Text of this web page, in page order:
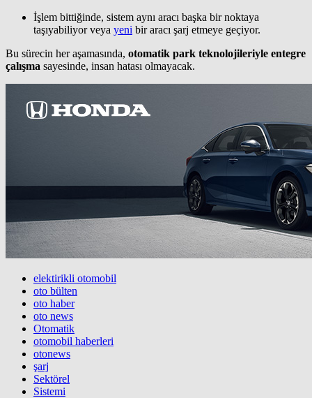
İşlem bittiğinde, sistem aynı aracı başka bir noktaya
taşıyabiliyor veya yeni bir aracı şarj etmeye geçiyor.
Bu sürecin her aşamasında, otomatik park teknolojileriyle entegre
çalışma sayesinde, insan hatası olmayacak.
elektirikli otomobil
oto bülten
oto haber
oto news
Otomatik
otomobil haberleri
otonews
şarj
Sektörel
Sistemi